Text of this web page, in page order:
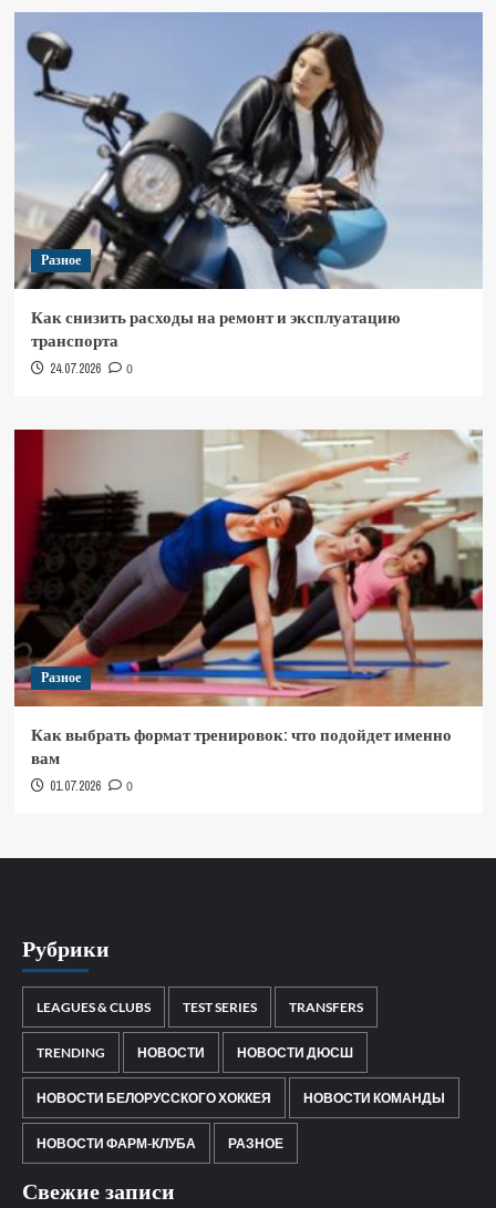
Разное
Как снизить расходы на ремонт и эксплуатацию
транспорта
24.07.2026 0
Разное
Как выбрать формат тренировок: что подойдет именно
вам
01.07.2026 0
Рубрики
LEAGUES & CLUBS TEST SERIES TRANSFERS
TRENDING НОВОСТИ НОВОСТИ ДЮСШ
НОВОСТИ БЕЛОРУССКОГО ХОККЕЯ НОВОСТИ КОМАНДЫ
НОВОСТИ ФАРМ-КЛУБА РАЗНОЕ
Свежие записи